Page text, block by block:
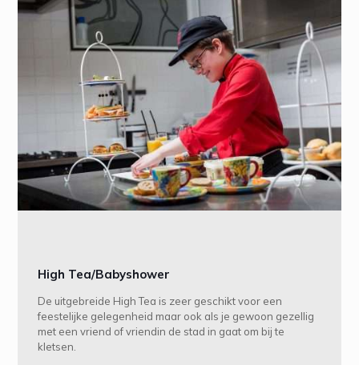
High Tea/Babyshower
De uitgebreide High Tea is zeer geschikt voor een
feestelijke gelegenheid maar ook als je gewoon gezellig
met een vriend of vriendin de stad in gaat om bij te
kletsen.